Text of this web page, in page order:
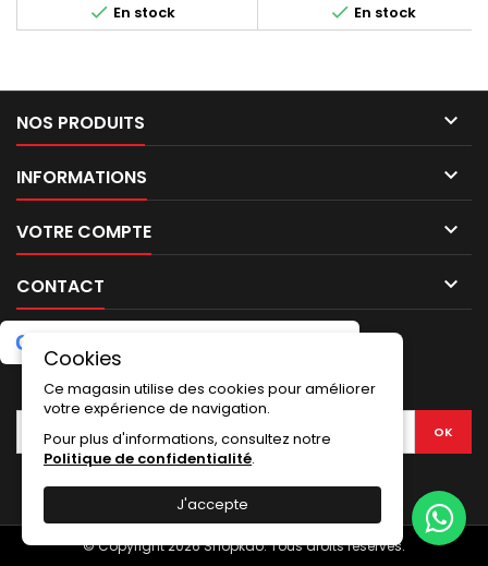
 En stock  En stock
NOS PRODUITS 
INFORMATIONS 
VOTRE COMPTE 
CONTACT 
Cookies
Ce magasin utilise des cookies pour améliorer
votre expérience de navigation.
Pour plus d'informations, consultez notre
Politique de confidentialité.
J'accepte
G
LETTRE D'INFORMATIONS
© Copyright 2026 Shopkdo. Tous droits réservés.